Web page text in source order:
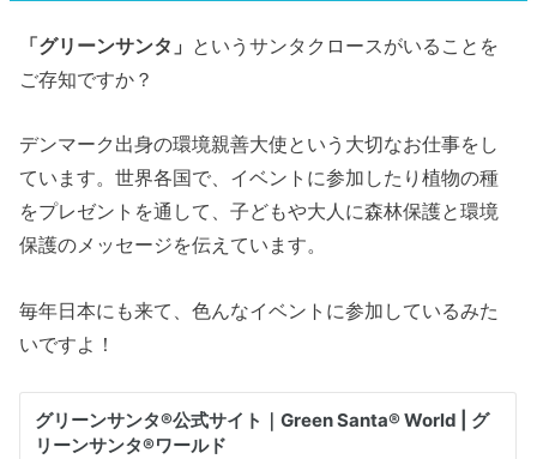
「グリーンサンタ」 というサンタクロースがいることを
ご存知ですか？
デンマーク出身の環境親善大使という大切なお仕事をし
ています。世界各国で、イベントに参加したり植物の種
をプレゼントを通して、子どもや大人に森林保護と環境
保護のメッセージを伝えています。
毎年日本にも来て、色んなイベントに参加しているみた
いですよ！